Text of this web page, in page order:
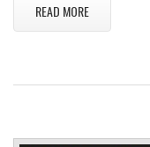
READ MORE